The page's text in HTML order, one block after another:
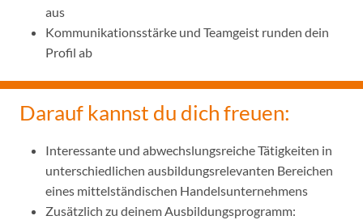
aus
Kommunikationsstärke und Teamgeist runden dein
Profil ab
Darauf kannst du dich freuen:
Interessante und abwechslungsreiche Tätigkeiten in
unterschiedlichen ausbildungsrelevanten Bereichen
eines mittelständischen Handelsunternehmens
Zusätzlich zu deinem Ausbildungsprogramm: